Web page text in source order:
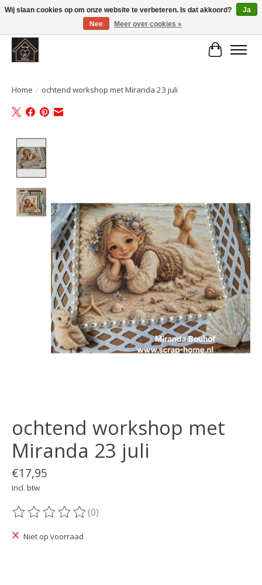
Large selection of products and fast shipping!
Home / ochtend workshop met Miranda 23 juli
ochtend workshop met
Miranda 23 juli
€17,95
Incl. btw
De beoordeling van dit product is
(0)
Niet op voorraad
Wij slaan cookies op om onze website te verbeteren. Is dat akkoord?
Ja
Nee
Meer over cookies »